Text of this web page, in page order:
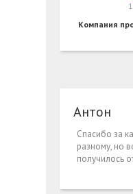
Компания
Антон
Спасибо за
разному, но
получилось